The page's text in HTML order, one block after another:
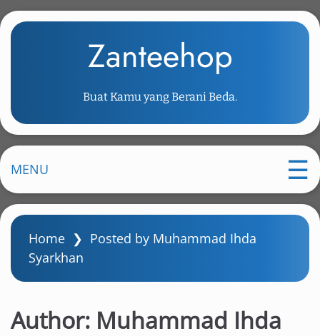
k
m
i
n
o
Zanteehop
Buat Kamu yang Berani Beda.
MENU
Home ❯ Posted by Muhammad Ihda
Syarkhan
Author: Muhammad Ihda